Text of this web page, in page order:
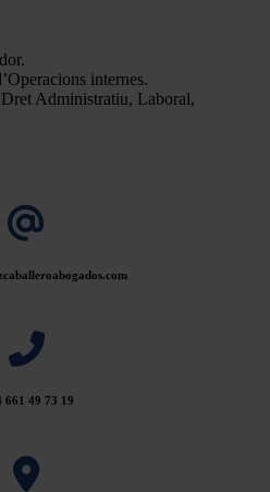
internes.
Administratiu, Laboral,
661 49 73 19